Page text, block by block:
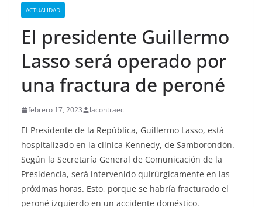
ACTUALIDAD
El presidente Guillermo
Lasso será operado por
una fractura de peroné
febrero 17, 2023 lacontraec
El Presidente de la República, Guillermo Lasso, está
hospitalizado en la clínica Kennedy, de Samborondón.
Según la Secretaría General de Comunicación de la
Presidencia, será intervenido quirúrgicamente en las
próximas horas. Esto, porque se habría fracturado el
peroné izquierdo en un accidente doméstico.